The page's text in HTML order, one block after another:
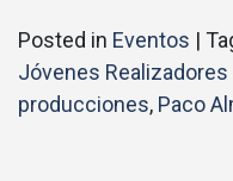
Posted in Eventos |
Jóvenes Realizadores
producciones, Paco